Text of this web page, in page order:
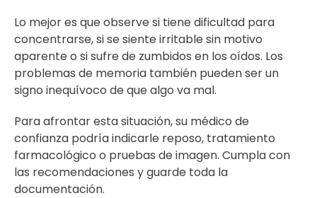
Lo mejor es que observe si tiene dificultad para
concentrarse, si se siente irritable sin motivo
aparente o si sufre de zumbidos en los oídos. Los
problemas de memoria también pueden ser un
signo inequívoco de que algo va mal.
Para afrontar esta situación, su médico de
confianza podría indicarle reposo, tratamiento
farmacológico o pruebas de imagen. Cumpla con
las recomendaciones y guarde toda la
documentación.